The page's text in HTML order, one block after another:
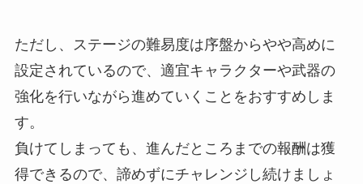
ただし、ステージの難易度は序盤からやや高めに
設定されているので、適宜キャラクターや武器の
強化を行いながら進めていくことをおすすめしま
す。
負けてしまっても、進んだところまでの報酬は獲
得できるので、諦めずにチャレンジし続けましょ